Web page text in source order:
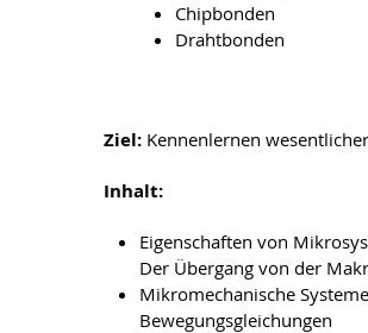
Chipbonden
Drahtbonden
Ziel: Kennenlernen
Inhalt:
Eigenschaften von
Der Übergang von der
Mikromechanische Systeme
Bewegungsgleichungen